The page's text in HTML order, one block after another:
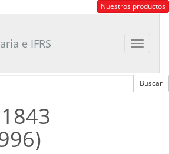
Nuestros productos
Toggle
e IFRS